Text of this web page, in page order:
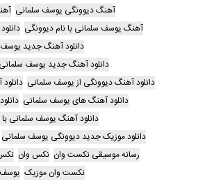
آهنگ دیوونگی یوسف سلمانی
آهنگ یوسف سلمانی با نام دیوونگی
دانلود آهنگ جدید
دانلود آهنگ جدید یوسف سلمانی
دانلود آهنگ دیوونگی از یوسف سلمانی
دانلود آهنگ های یوسف سلمانی
دانلود آهنگ یوسف سلمانی با
دانلود موزیک جدید دیوونگی یوسف سلمانی
رسانه موسیقی نکست وان نکس وان
نکست وان موزیک